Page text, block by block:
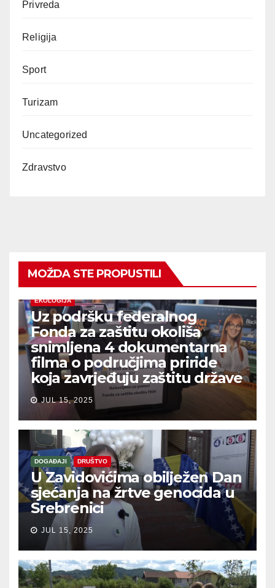
Privreda
Religija
Sport
Turizam
Uncategorized
Zdravstvo
MOŽDA STE PROPUSTILI
EKOLOGIJA
Uz podršku federalnog
Fonda za zaštitu okoliša
snimljena 4 dokumentarna
filma o područjima priride
koja zavrjeđuju zaštitu države
JUL 15, 2025
DOGAĐAJI DRUŠTVO
U Zavidovićima obilježen Dan
sjećanja na žrtve genocida u
Srebrenici
JUL 15, 2025